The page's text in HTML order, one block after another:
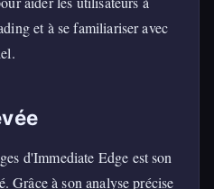
et à se familiariser avec
d'Immediate Edge est son
Grâce à son analyse précise